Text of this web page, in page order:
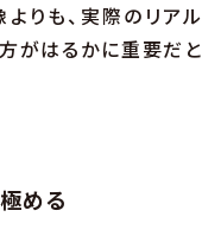
りも、実際のリアル
がはるかに重要だと
める